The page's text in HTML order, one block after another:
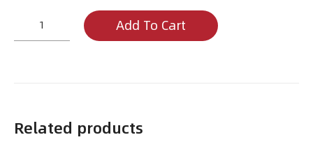
quantity
Add To Cart
Related products